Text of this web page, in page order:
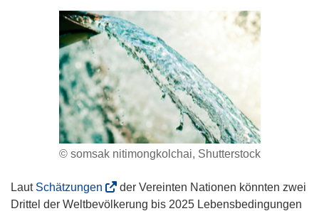
© somsak nitimongkolchai, Shutterstock
Laut Schätzungen
ö
der Vereinten Nationen könnten zwei
Drittel der Weltbevölkerung bis 2025 Lebensbedingungen